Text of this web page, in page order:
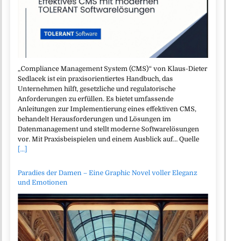
„Compliance Management System (CMS)“ von Klaus-Dieter
Sedlacek ist ein praxisorientiertes Handbuch, das
Unternehmen hilft, gesetzliche und regulatorische
Anforderungen zu erfüllen. Es bietet umfassende
Anleitungen zur Implementierung eines effektiven CMS,
behandelt Herausforderungen und Lösungen im
Datenmanagement und stellt moderne Softwarelösungen
vor. Mit Praxisbeispielen und einem Ausblick auf… Quelle
[...]
Paradies der Damen – Eine Graphic Novel voller Eleganz
und Emotionen